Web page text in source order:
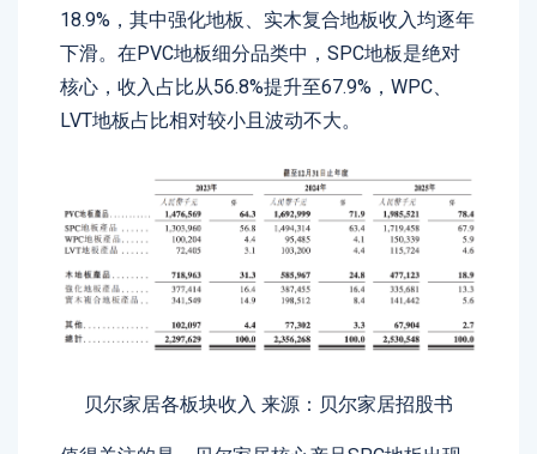
18.9%，其中强化地板、实木复合地板收入均逐年
下滑。在PVC地板细分品类中，SPC地板是绝对
核心，收入占比从56.8%提升至67.9%，WPC、
LVT地板占比相对较小且波动不大。
贝尔家居各板块收入 来源：贝尔家居招股书